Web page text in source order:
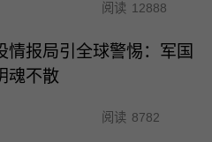
阅读 12888
情报局引全球警惕：军国
魂不散
阅读 8782